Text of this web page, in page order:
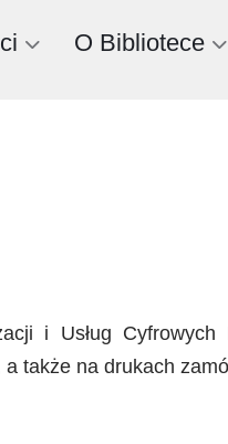
O Bibliotece
i Usług
a także na drukach